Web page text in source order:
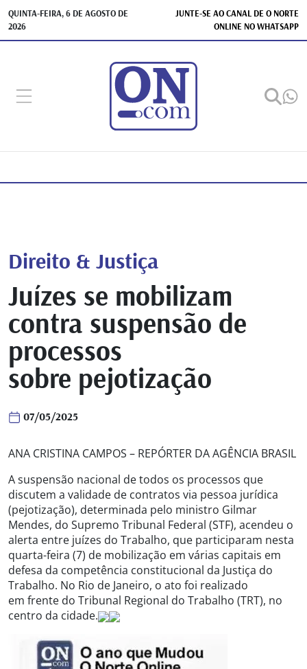
QUINTA-FEIRA, 6 DE AGOSTO DE
2026
JUNTE-SE AO CANAL DE O NORTE
ONLINE NO WHATSAPP
Direito & Justiça
Juízes se mobilizam
contra suspensão de
processos
sobre pejotização
07/05/2025
ANA CRISTINA CAMPOS – REPÓRTER DA AGÊNCIA BRASIL
A suspensão nacional de todos os processos que
discutem a validade de contratos via pessoa jurídica
(pejotização), determinada pelo ministro Gilmar
Mendes, do Supremo Tribunal Federal (STF), acendeu o
alerta entre juízes do Trabalho, que participaram nesta
quarta-feira (7) de mobilização em várias capitais em
defesa da competência constitucional da Justiça do
Trabalho. No Rio de Janeiro, o ato foi realizado
em frente do Tribunal Regional do Trabalho (TRT), no
centro da cidade.